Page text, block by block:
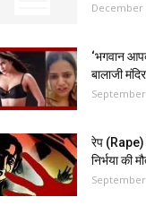
December
‘भगवान
बालाजी
September
रेप
निर्भया की
September